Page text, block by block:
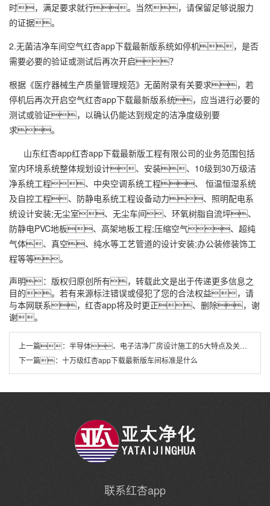
时，满足要求就行。当然，请保留足够说服力
的证据。
2.无菌洁净车间空气红杏app下载最新版系统如停机，是否
需要必要的验证或测试后再次开启？
根据《医疗器械生产质量管理规范》无菌附录有关要求，若
停机后再次开启空气红杏app下载最新版系统，应当进行必要的
测试或验证，以确认仍能达到规定的洁净度级别要
求。
山东红杏app红杏app下载最新版工程有限公司的业务范围包括
室内环境系统整体规划设计、安装、10级到30万级洁
净系统工程、中央空调系统工程、 恒温恒湿系统
及自控工程、防静电系统工程设备动力、照明配电系
统设计安装;无尘室、无尘车间、环氧树脂自流坪、
防静电PVC地板、高架地板工程;压缩空气、超纯
气体、真空、纯水等工艺管道的设计安装;办公装修装饰工
程等等。
声明：版权归原创所有，转载此文是出于传递更多信息之
目的。若有来源标注错误或侵犯了您的合法权益，请
与本网联系，红杏app将及时更正、删除，谢
谢。
上一篇： 半导体、电子洁净厂房设计施工的5大特点及关键难点
下一篇： 十万级红杏app下载最新版车间标准是什么
联系红杏app